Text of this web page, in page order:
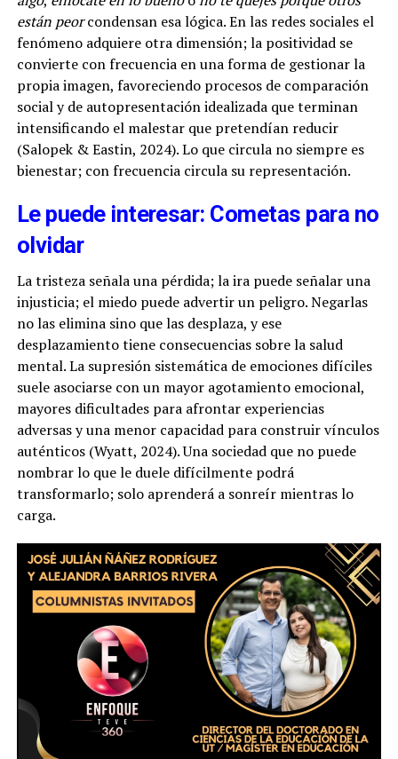
están peorcondensan esa lógica. En las redes sociales el
fenómeno adquiere otra dimensión; la positividad se
convierte con frecuencia en una forma de gestionar la
propia imagen, favoreciendo procesos de comparación
social y de autopresentación idealizada que terminan
intensificando el malestar que pretendían reducir
(Salopek & Eastin, 2024). Lo que circula no siempre es
bienestar; con frecuencia circula su representación.
Le puede interesar: Cometas para no
olvidar
La tristeza señala una pérdida; la ira puede señalar una
injusticia; el miedo puede advertir un peligro. Negarlas
no las elimina sino que las desplaza, y ese
desplazamiento tiene consecuencias sobre la salud
mental. La supresión sistemática de emociones difíciles
suele asociarse con un mayor agotamiento emocional,
mayores dificultades para afrontar experiencias
adversas y una menor capacidad para construir vínculos
auténticos (Wyatt, 2024). Una sociedad que no puede
nombrar lo que le duele difícilmente podrá
transformarlo; solo aprenderá a sonreír mientras lo
carga.